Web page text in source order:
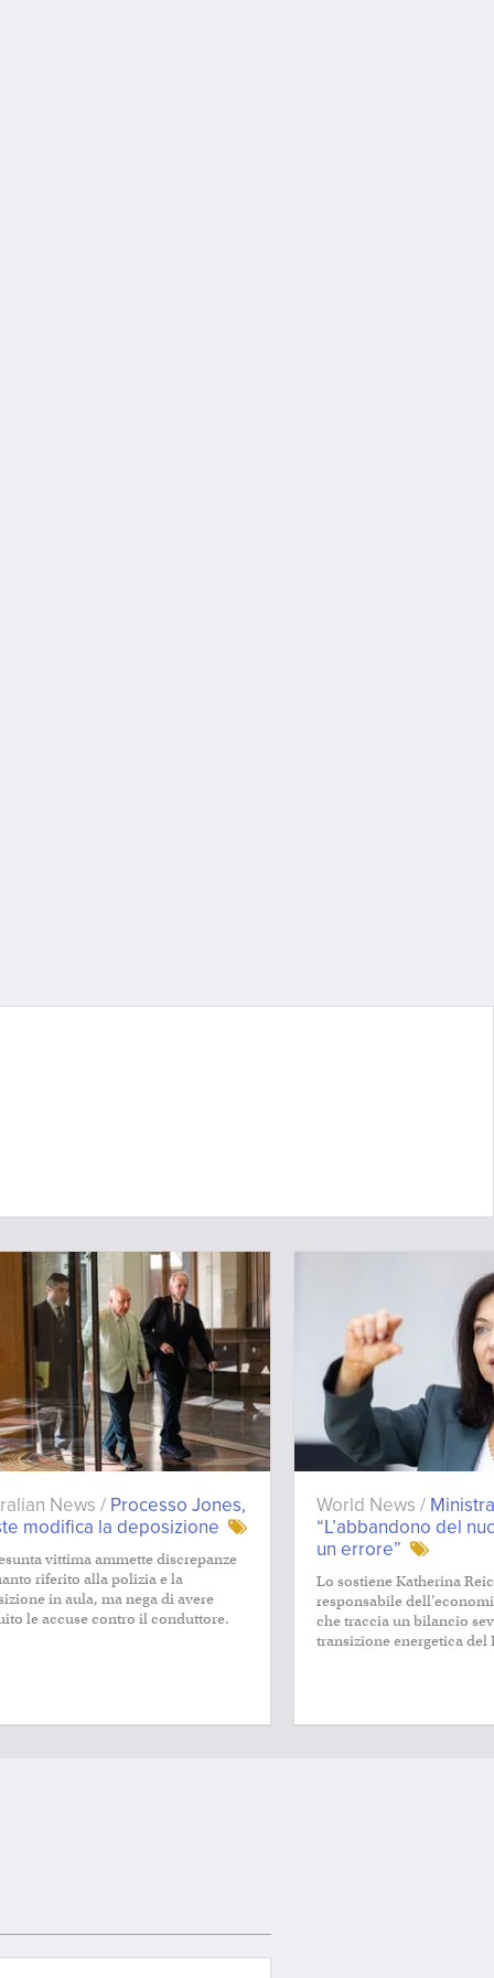
News / Processo Jones,
modifica la deposizione
vittima ammette discrepanze
riferito alla polizia e la
in aula, ma nega di avere
le accuse contro il conduttore.
World News /
“L’abbandono del
un errore”
Lo sostiene Katherina
responsabile
che traccia un bilancio
transizione energetica del